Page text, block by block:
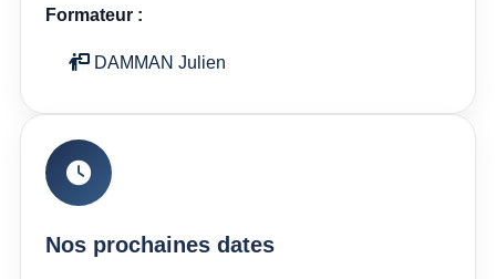
Formateur :
DAMMAN Julien
Nos prochaines dates